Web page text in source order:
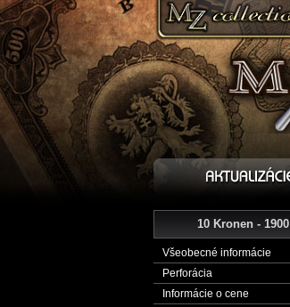
10 Kronen - 1900
Všeobecné informácie
Perforácia
Informácie o cene